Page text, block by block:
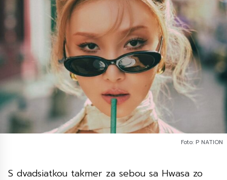
Foto: P NATION
S dvadsiatkou takmer za sebou sa Hwasa zo